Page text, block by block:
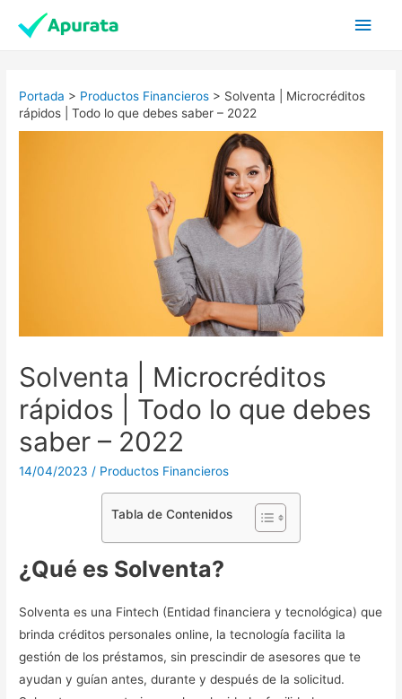
Main
Portada > Productos Financieros > Solventa | Microcréditos
rápidos | Todo lo que debes saber – 2022
Solventa | Microcréditos
rápidos | Todo lo que debes
saber – 2022
14/04/2023 / Productos Financieros
Tabla de Contenidos
¿Qué es Solventa?
Solventa es una Fintech (Entidad financiera y tecnológica) que
brinda créditos personales online, la tecnología facilita la
gestión de los préstamos, sin prescindir de asesores que te
ayudan y guían antes, durante y después de la solicitud.